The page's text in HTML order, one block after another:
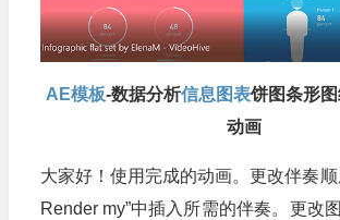
AE模板-数据分析信息图表饼图条形
动画
大家好！使用完成的动画。更改伴奏
Render my”中插入所需的伴奏。更改